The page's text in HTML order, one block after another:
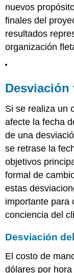
nuevos
finales del
resultados
organización
Desviación
Si se realiza un
afecte la fecha
de una
se retrase la
objetivos
formal de
estas
importante para
conciencia del
Desviación
El costo de
dólares por